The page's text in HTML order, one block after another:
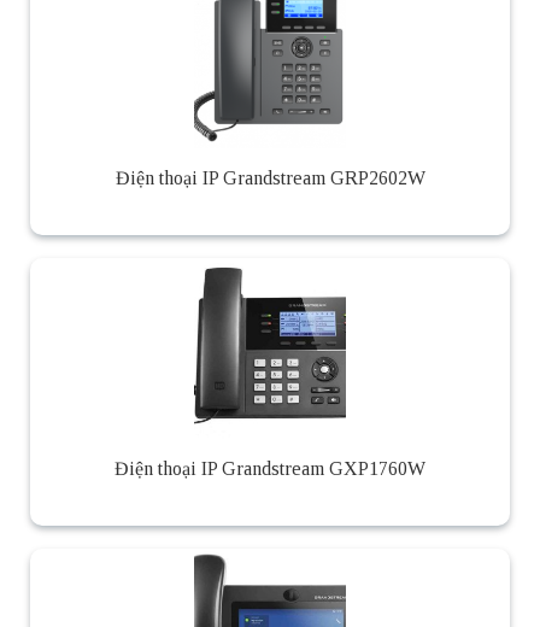
Điện thoại IP Grandstream GRP2602W
Điện thoại IP Grandstream GXP1760W